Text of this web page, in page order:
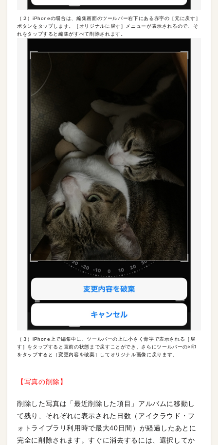
（２）iPhoneの場合は、編集画面のツールバー右下にある赤字の［元に戻す］
ボタンをタップします。［オリジナルに戻す］メニューが表示されるので、そ
れをタップすると編集がすべて削除されます。
（３）iPhone上で編集中に、ツールバーの上に小さく青字で表示される［戻
す］をタップすると直前の状態まで戻すことができ、さらにツールバーの×印
をタップすると［変更内容を破棄］してオリジナル画像に戻ります。
【写真の削除】
削除した写真は「最近削除した項目」アルバムに移動し
て残り、それぞれに表示された日数（アイクラウド・フ
ォトライブラリ利用時で最大40日間）が経過したあとに
完全に削除されます。すぐに消去するには、選択してか